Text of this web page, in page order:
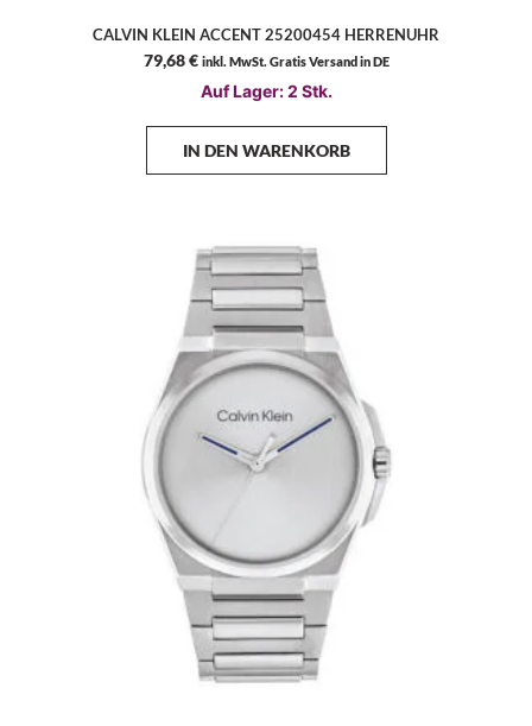
CALVIN KLEIN ACCENT 25200454 HERRENUHR
79,68€ inkl. MwSt. Gratis Versand in DE
Auf Lager: 2 Stk.
IN DEN WARENKORB